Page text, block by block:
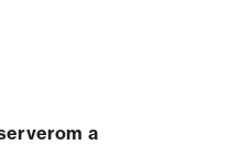
a